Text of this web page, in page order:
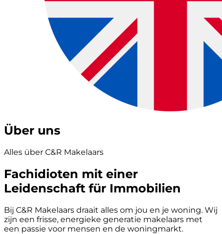
Über uns
Alles über C&R Makelaars
Fachidioten mit einer
Leidenschaft für Immobilien
Bij C&R Makelaars draait alles om jou en je woning. Wij
zijn een frisse, energieke generatie makelaars met
een passie voor mensen en de woningmarkt.